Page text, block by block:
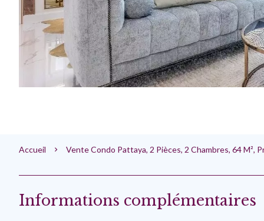
Accueil Vente Condo Pattaya, 2 Pièces, 2 Chambres, 64 M²,
Informations complémentaires